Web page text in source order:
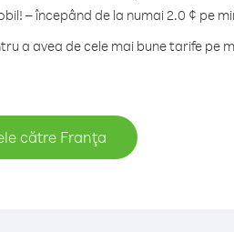
– începând de la numai 2.0 ¢ pe
a avea de cele mai bune tarife pe
către Franţa